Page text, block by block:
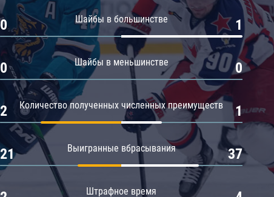
Амур
Барыс
Салават Юлаев
Шайбы в большинстве
0 1
Шайбы в меньшинстве
0 0
Количество полученных численных преимуществ
2 1
Выигранные вбрасывания
21 37
Штрафное время